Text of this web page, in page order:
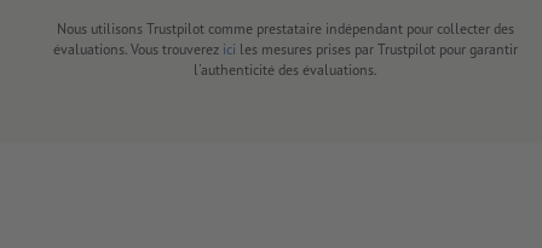
Nous utilisons Trustpilot comme prestataire indépendant pour collecter des
évaluations. Vous trouverez ici les mesures prises par Trustpilot pour garantir
l'authenticité des évaluations.